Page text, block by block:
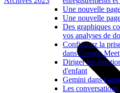
Une nouvelle
Une nouvelle
Des graphiques
vos analyses de
Configurez la
dans Google Meet
Diriger les
d'enfant
Gemini dans
Les